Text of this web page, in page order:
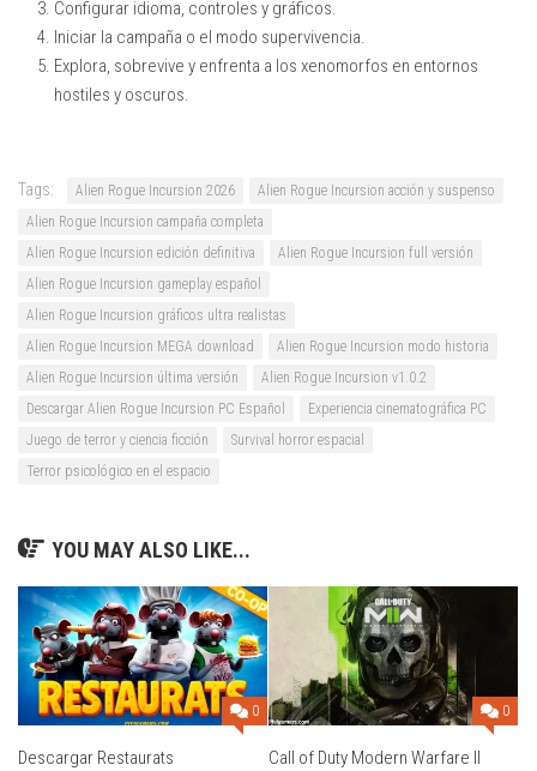
Configurar idioma, controles y gráficos.
Iniciar la campaña o el modo supervivencia.
Explora, sobrevive y enfrenta a los xenomorfos en entornos
hostiles y oscuros.
Tags: Alien Rogue Incursion 2026
Alien Rogue Incursion acción y suspenso
Alien Rogue Incursion campaña completa
Alien Rogue Incursion edición definitiva
Alien Rogue Incursion full versión
Alien Rogue Incursion gameplay español
Alien Rogue Incursion gráficos ultra realistas
Alien Rogue Incursion MEGA download
Alien Rogue Incursion modo historia
Alien Rogue Incursion última versión
Alien Rogue Incursion v1.0.2
Descargar Alien Rogue Incursion PC Español
Experiencia cinematográfica PC
Juego de terror y ciencia ficción
Survival horror espacial
Terror psicológico en el espacio
YOU MAY ALSO LIKE...
0
Descargar Restaurats
0
Call of Duty Modern Warfare II